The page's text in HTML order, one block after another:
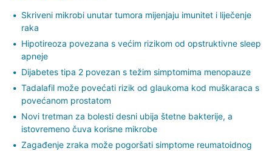
Skriveni mikrobi unutar tumora mijenjaju imunitet i liječenje
raka
Hipotireoza povezana s većim rizikom od opstruktivne sleep
apneje
Dijabetes tipa 2 povezan s težim simptomima menopauze
Tadalafil može povećati rizik od glaukoma kod muškaraca s
povećanom prostatom
Novi tretman za bolesti desni ubija štetne bakterije, a
istovremeno čuva korisne mikrobe
Zagađenje zraka može pogoršati simptome reumatoidnog